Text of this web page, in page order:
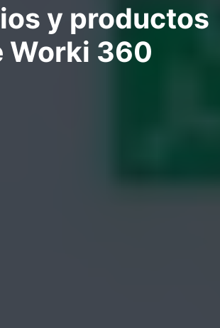
y productos
Worki 360